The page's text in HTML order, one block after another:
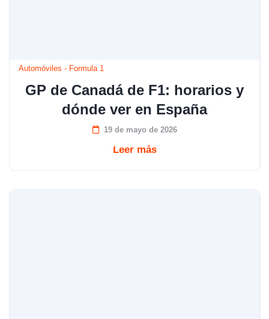
Automóviles - Formula 1
GP de Canadá de F1: horarios y
dónde ver en España
19 de mayo de 2026
Leer más